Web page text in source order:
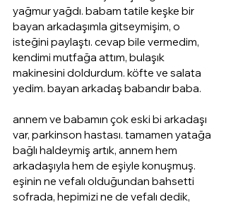
yağmur yağdı. babam tatile keşke bir
bayan arkadaşımla gitseymişim, o
isteğini paylaştı. cevap bile vermedim,
kendimi mutfağa attım, bulaşık
makinesini doldurdum. köfte ve salata
yedim. bayan arkadaş babandır baba.
annem ve babamın çok eski bi arkadaşı
var, parkinson hastası. tamamen yatağa
bağlı haldeymiş artık, annem hem
arkadaşıyla hem de eşiyle konuşmuş.
eşinin ne vefalı olduğundan bahsetti
sofrada, hepimizi ne de vefalı dedik,